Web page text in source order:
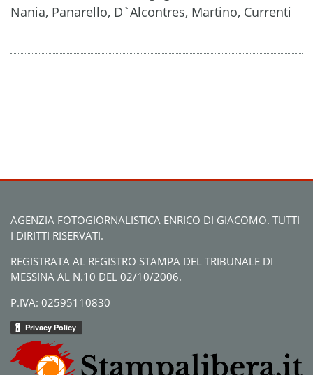
Nania, Panarello, D`Alcontres, Martino, Currenti
AGENZIA FOTOGIORNALISTICA ENRICO DI GIACOMO. TUTTI
I DIRITTI RISERVATI.
REGISTRATA AL REGISTRO STAMPA DEL TRIBUNALE DI
MESSINA AL N.10 DEL 02/10/2006.
P.IVA: 02595110830